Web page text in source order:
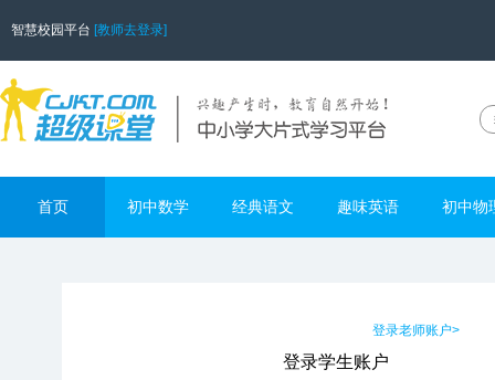
智慧校园平台 [教师去登录]
首页 初中数学 经典语文 趣味英语 初中物
登录老师账户>
登录学生账户